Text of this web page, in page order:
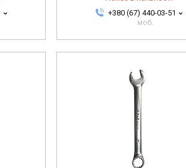
+380 (67) 440-03-51
моб.